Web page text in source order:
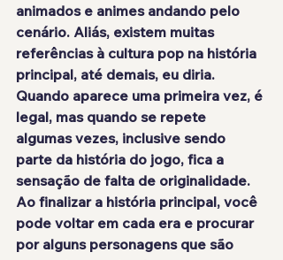
animados e animes andando pelo
cenário. Aliás, existem muitas
referências à cultura pop na história
principal, até demais, eu diria.
Quando aparece uma primeira vez, é
legal, mas quando se repete
algumas vezes, inclusive sendo
parte da história do jogo, fica a
sensação de falta de originalidade.
Ao finalizar a história principal, você
pode voltar em cada era e procurar
por alguns personagens que são